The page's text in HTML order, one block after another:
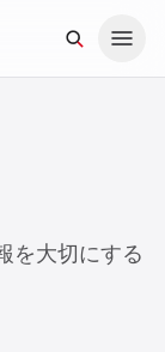
を大切にする